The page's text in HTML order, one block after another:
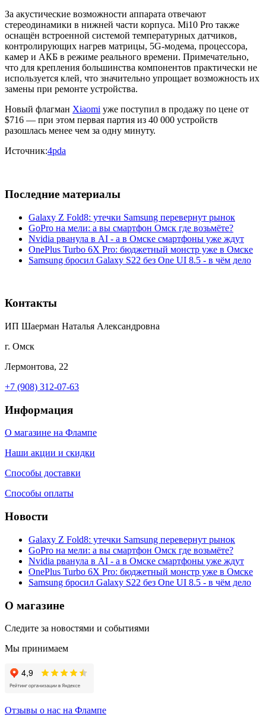
За акустические возможности аппарата отвечают
стереодинамики в нижней части корпуса. Mi10 Pro также
оснащён встроенной системой температурных датчиков,
контролирующих нагрев матрицы, 5G-модема, процессора,
камер и АКБ в режиме реального времени. Примечательно,
что для крепления большинства компонентов практически не
используется клей, что значительно упрощает возможность их
замены при ремонте устройства.
Новый флагман Xiaomi уже поступил в продажу по цене от
$716 — при этом первая партия из 40 000 устройств
разошлась менее чем за одну минуту.
Источник:4pda
Последние материалы
Galaxy Z Fold8: утечки Samsung перевернут рынок
GoPro на мели: а вы смартфон Омск где возьмёте?
Nvidia рванула в AI - а в Омске смартфоны уже ждут
OnePlus Turbo 6X Pro: бюджетный монстр уже в Омске
Samsung бросил Galaxy S22 без One UI 8.5 - в чём дело
Контакты
ИП Шаерман Наталья Александровна
г. Омск
Лермонтова, 22
+7 (908) 312-07-63
Информация
О магазине на Флампе
Наши акции и скидки
Способы доставки
Способы оплаты
Новости
Galaxy Z Fold8: утечки Samsung перевернут рынок
GoPro на мели: а вы смартфон Омск где возьмёте?
Nvidia рванула в AI - а в Омске смартфоны уже ждут
OnePlus Turbo 6X Pro: бюджетный монстр уже в Омске
Samsung бросил Galaxy S22 без One UI 8.5 - в чём дело
О магазине
Следите за новостями и событиями
Мы принимаем
Отзывы о нас на Флампе